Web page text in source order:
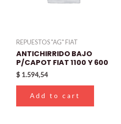
REPUESTOS "AG" FIAT
ANTICHIRRIDO BAJO
P/CAPOT FIAT 1100 Y 600
$ 1.594,54
Add to cart